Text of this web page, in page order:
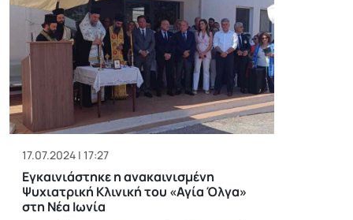
17.07.2024 | 17:27
Εγκαινιάστηκε η ανακαινισμένη
Ψυχιατρική Κλινική του «Αγία Όλγα»
στη Νέα Ιωνία